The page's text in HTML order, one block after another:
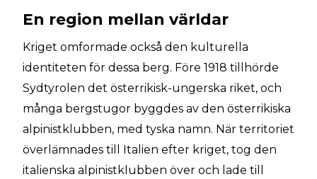
En region mellan världar
Kriget omformade också den kulturella
identiteten för dessa berg. Före 1918 tillhörde
Sydtyrolen det österrikisk-ungerska riket, och
många bergstugor byggdes av den österrikiska
alpinistklubben, med tyska namn. När territoriet
överlämnades till Italien efter kriget, tog den
italienska alpinistklubben över och lade till